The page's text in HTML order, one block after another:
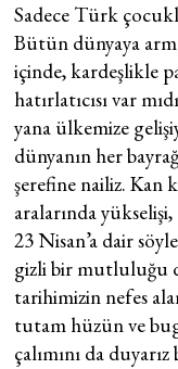
Sadece Türk
Bütün dünyaya
içinde, kardeşlikle
hatırlatıcısı var
yana ülkemize
dünyanın her
şerefine nailiz. Kan
aralarında
23 Nisan’a dair
gizli bir mutluluğu
tarihimizin nefes
tutam hüzün ve
çalımını da